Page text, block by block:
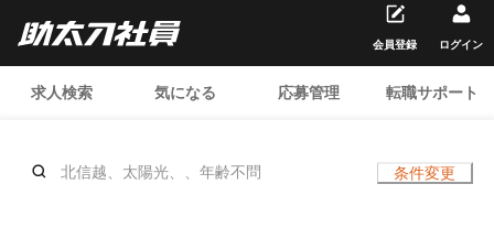
求人検索 気になる 応募管理 転職サポート
会員登録 ログイン
北信越、太陽光、、年齢不問 条件変更